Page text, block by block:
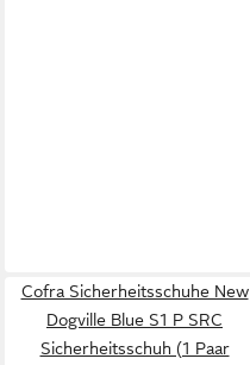
Cofra Sicherheitsschuhe New
Dogville Blue S1 P SRC
Sicherheitsschuh (1 Paar